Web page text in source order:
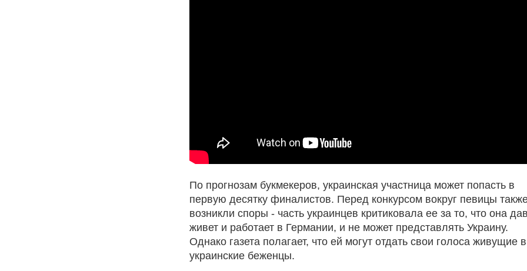
По прогнозам букмекеров, украинская участница может попасть в
первую десятку финалистов. Перед конкурсом вокруг певицы
возникли споры - часть украинцев критиковала ее за то, что она
живет и работает в Германии, и не может представлять Украину.
Однако газета полагает, что ей могут отдать свои голоса живущие
украинские беженцы.